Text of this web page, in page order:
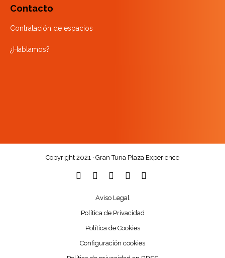
Contacto
Contratación de espacios
¿Hablamos?
Copyright 2021 · Gran Turia Plaza Experience
Aviso Legal
Política de Privacidad
Política de Cookies
Configuración cookies